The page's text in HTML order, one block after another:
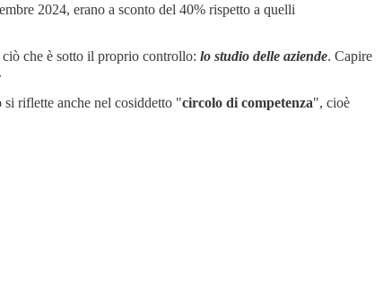
2024, erano a sconto del 40% rispetto a quelli
che è sotto il proprio controllo: lo studio delle aziende. Capire
riflette anche nel cosiddetto "circolo di competenza", cioè